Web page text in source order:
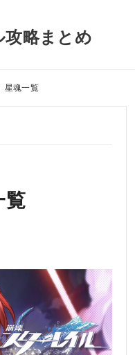
攻略まとめ
星魂一覧
覧